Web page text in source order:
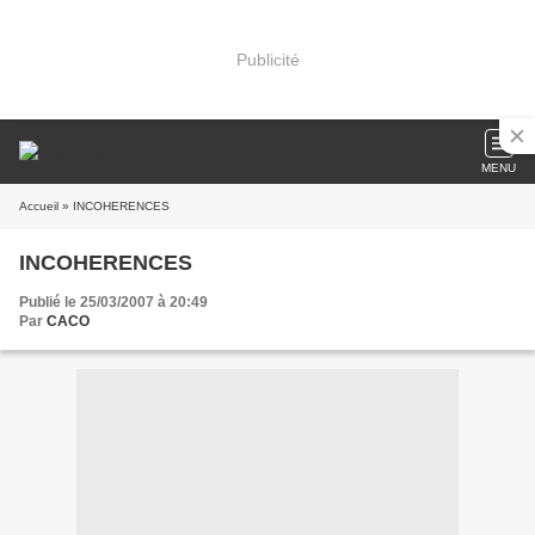
Publicité
MENU
Accueil » INCOHERENCES
INCOHERENCES
Publié le 25/03/2007 à 20:49
Par CACO